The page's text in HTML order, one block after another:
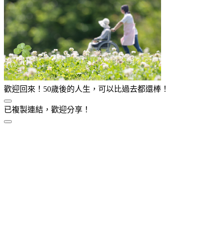
歡迎回來！50歲後的人生，可以比過去都還棒！
已複製連結，歡迎分享！